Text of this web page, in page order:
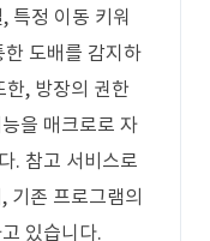
특정 이동 키워
도배를 감지하
, 방장의 권한
을 매크로로 자
. 참고 서비스로
기존 프로그램의
있습니다.